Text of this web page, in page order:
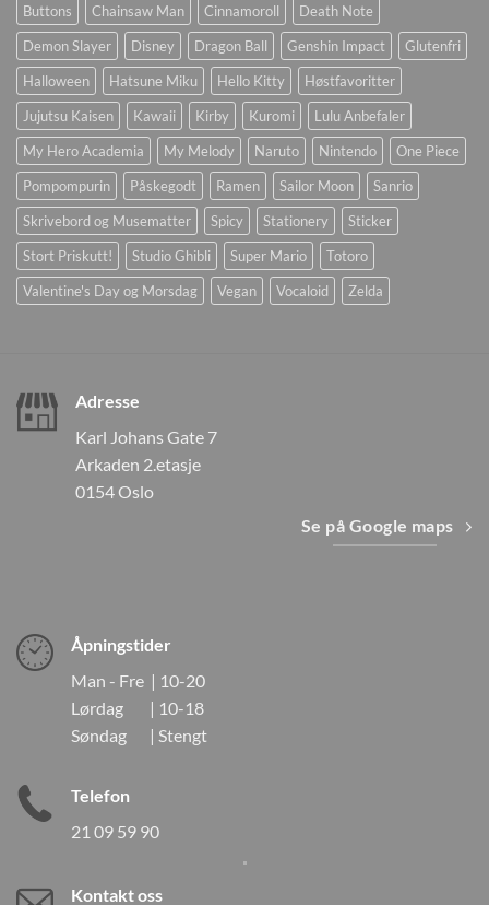
Buttons
Chainsaw Man Cinnamoroll
Death Note
Demon Slayer
Disney Dragon Ball Genshin Impact
Glutenfri
Halloween
Hatsune Miku Hello Kitty
Høstfavoritter
Jujutsu Kaisen
Kawaii Kirby Kuromi
Lulu Anbefaler
My Hero Academia
My Melody Naruto Nintendo
One Piece
Pompompurin
Påskegodt Ramen Sailor Moon
Sanrio
Skrivebord og Musematter
Spicy Stationery
Sticker
Stort Priskutt!
Studio Ghibli Super Mario
Totoro
Valentine's Day og Morsdag
Vegan Vocaloid Zelda
Adresse
Karl Johans Gate 7
Arkaden 2.etasje
0154 Oslo
Se på Google maps
Åpningstider
Man - Fre | 10-20
Lørdag | 10-18
Søndag | Stengt
Telefon
21 09 59 90
Kontakt oss